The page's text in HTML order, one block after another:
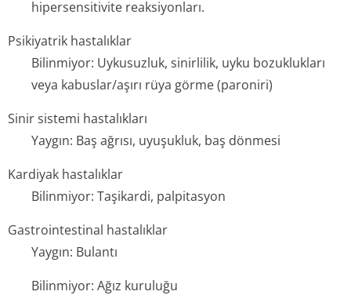
hipersensitivite reaksiyonları.
Psikiyatrik hastalıklar
Bilinmiyor: Uykusuzluk, sinirlilik, uyku bozuklukları
veya kabuslar/aşırı rüya görme (paroniri)
Sinir sistemi hastalıkları
Yaygın: Baş ağrısı, uyuşukluk, baş dönmesi
Kardiyak hastalıklar
Bilinmiyor: Taşikardi, palpitasyon
Gastrointestinal hastalıklar
Yaygın: Bulantı
Bilinmiyor: Ağız kuruluğu